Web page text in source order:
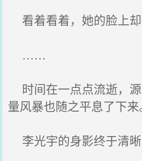
看着看着，她的脸上却
……
时间在一点点流逝，
量风暴也随之平息了下来
李光宇的身影终于清晰